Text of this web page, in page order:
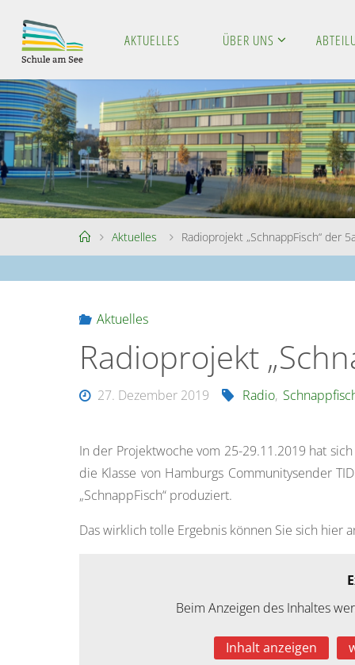
content
CH
ULE
AM
SEE
AKTUELLES ÜBER UNS
HomeAktuelles Radioprojekt „SchnappFisch“ der
Aktuelles
Radioprojekt
27. Dezember 2019 Radio,
In der Projektwoche vom 25-29.11.2019 hat
die Klasse von Hamburgs Communitysender
„SchnappFisch“ produziert.
Das wirklich tolle Ergebnis können Sie sich hier
Beim Anzeigen des Inhaltes
Inhalt anzeigen